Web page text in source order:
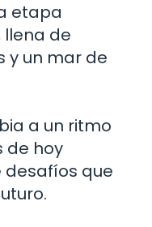
etapa
de
y un mar de
a un ritmo
de hoy
desafíos que